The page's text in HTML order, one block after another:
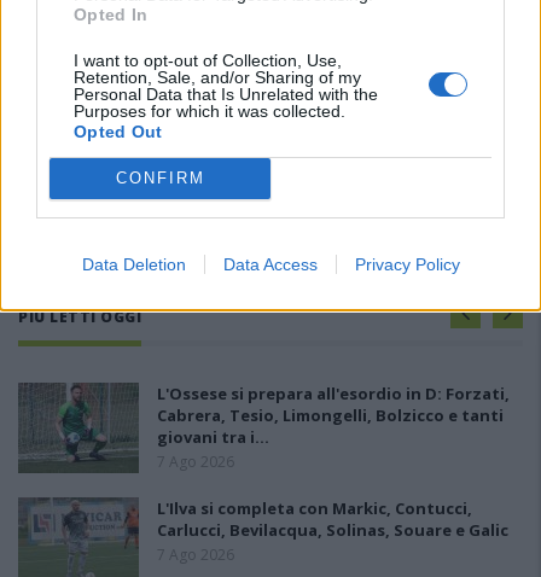
Opted In
I want to opt-out of Collection, Use,
Retention, Sale, and/or Sharing of my
Personal Data that Is Unrelated with the
Purposes for which it was collected.
Opted Out
CONFIRM
Data Deletion Data Access Privacy Policy
PIÙ LETTI OGGI
L'Ossese si prepara all'esordio in D: Forzati,
Cabrera, Tesio, Limongelli, Bolzicco e tanti
giovani tra i…
7 Ago 2026
L'Ilva si completa con Markic, Contucci,
Carlucci, Bevilacqua, Solinas, Souare e Galic
7 Ago 2026